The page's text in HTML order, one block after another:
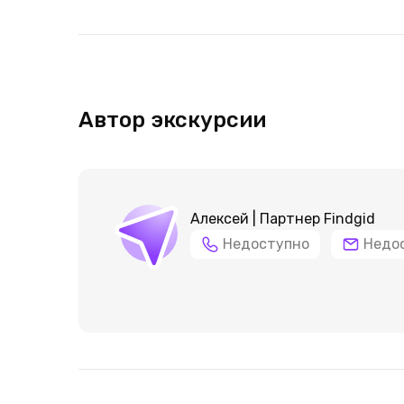
Автор экскурсии
Алексей | Партнер Findgid
Недоступно